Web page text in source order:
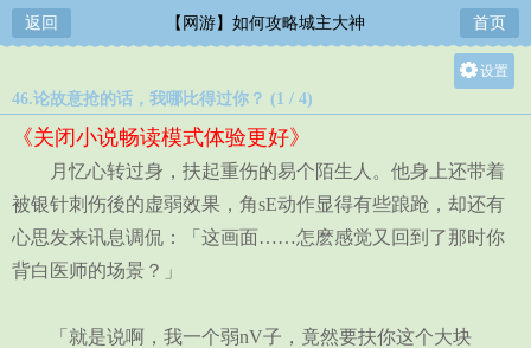
返回 【网游】如何攻略城主大神 首页
设置
中
小
46.论故意抢的话，我哪比得过你？ (1 / 4)
《关闭小说畅读模式体验更好》
月忆心转过身，扶起重伤的易个陌生人。他身上还带着
被银针刺伤後的虚弱效果，角sE动作显得有些踉跄，却还有
心思发来讯息调侃：「这画面……怎麽感觉又回到了那时你
背白医师的场景？」
「就是说啊，我一个弱nV子，竟然要扶你这个大块